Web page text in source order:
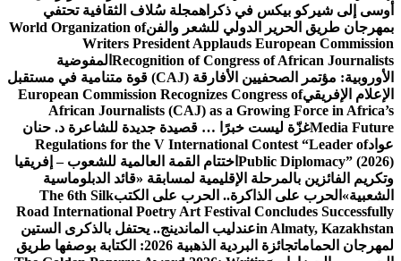
أوسى إلى شيركو بيكس في ذكراهمجلة سُلاف الثقافية تحتفي
بمهرجان طريق الحرير الدولي للشعر والفنWorld Organization of
Writers President Applauds European Commission
Recognition of Congress of African Journalists المفوضية
الأوروبية: مؤتمر الصحفيين الأفارقة (CAJ) قوة متنامية في مستقبل
الإعلام الإفريقيEuropean Commission Recognizes Congress of
African Journalists (CAJ) as a Growing Force in Africa’s
Media Futureغزّة ليست خبرًا … قصيدة جديدة للشاعرة د. حنان
عوادRegulations for the V International Contest “Leader of
Public Diplomacy” (2026) اختتام القمة العالمية للشعوب – إفريقيا
وتكريم الفائزين بالمرحلة الإقليمية لمسابقة «قائد الدبلوماسية
الشعبية» الحرب على الذاكرة.. الحرب على الكتبThe 6th Silk
Road International Poetry Art Festival Concludes Successfully
in Almaty, Kazakhstanعندليب الماندينج.. يحتفل بالذكرى الستين
لمهرجان الحمامات
جائزة البردية الذهبية 2026: الكتابة بوصفها طريق